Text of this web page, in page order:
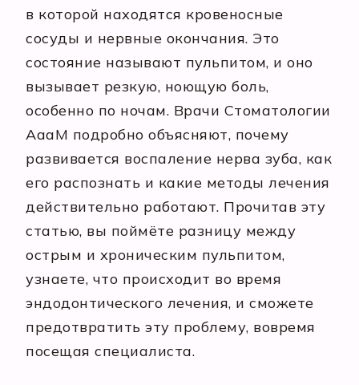
в которой находятся кровеносные
сосуды и нервные окончания. Это
состояние называют пульпитом, и оно
вызывает резкую, ноющую боль,
особенно по ночам. Врачи Стоматологии
АааМ подробно объясняют, почему
развивается воспаление нерва зуба, как
его распознать и какие методы лечения
действительно работают. Прочитав эту
статью, вы поймёте разницу между
острым и хроническим пульпитом,
узнаете, что происходит во время
эндодонтического лечения, и сможете
предотвратить эту проблему, вовремя
посещая специалиста.